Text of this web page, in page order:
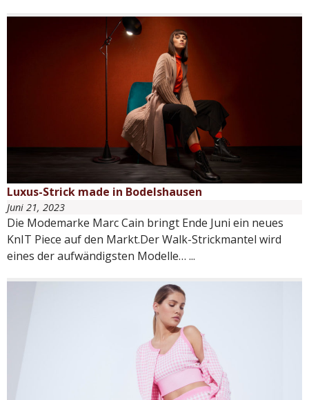
Luxus-Strick made in Bodelshausen
Juni 21, 2023
Die Modemarke Marc Cain bringt Ende Juni ein neues
KnIT Piece auf den Markt.Der Walk-Strickmantel wird
eines der aufwändigsten Modelle… ...